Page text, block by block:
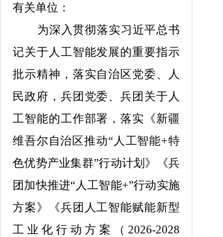
有关单位：
为深入贯彻落实习近平总书
记关于人工智能发展的重要指示
批示精神，落实自治区党委、人
民政府，兵团党委、兵团关于人
工智能的工作部署，落实《新疆
维吾尔自治区推动“人工智能+特
色优势产业集群”行动计划》《兵
团加快推进“人工智能+”行动实施
方案》《兵团人工智能赋能新型
工业化行动方案（2026-2028